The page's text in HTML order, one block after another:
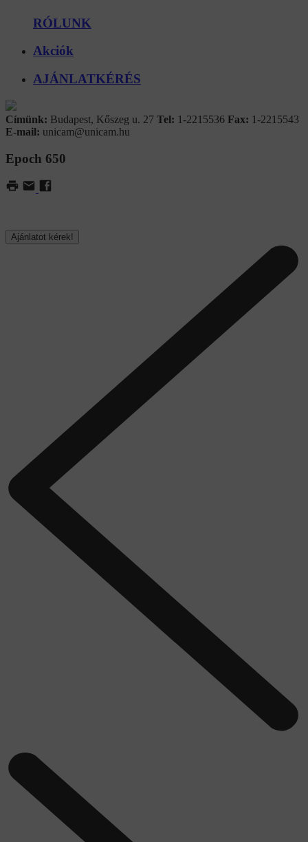
RÓLUNK
Akciók
AJÁNLATKÉRÉS
Címünk: Budapest, Kőszeg u. 27 Tel: 1-2215536 Fax: 1-2215543
E-mail: unicam@unicam.hu
Epoch 650
Ajánlatot kérek!